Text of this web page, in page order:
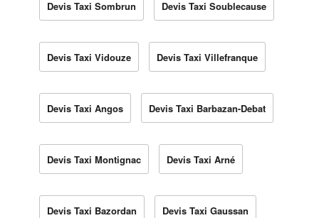
Devis Taxi Sombrun Devis Taxi Soublecause
Devis Taxi Vidouze Devis Taxi Villefranque
Devis Taxi Angos Devis Taxi Barbazan-Debat
Devis Taxi Montignac Devis Taxi Arné
Devis Taxi Bazordan Devis Taxi Gaussan